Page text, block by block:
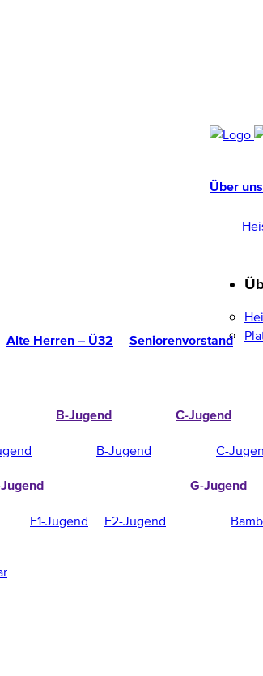
Über uns
Alte Herren – Ü32 Seniorenvorstand
B-Jugend
B-Jugend
C-Jugend
C-
F1-Jugend F2-Jugend
G-Jugend